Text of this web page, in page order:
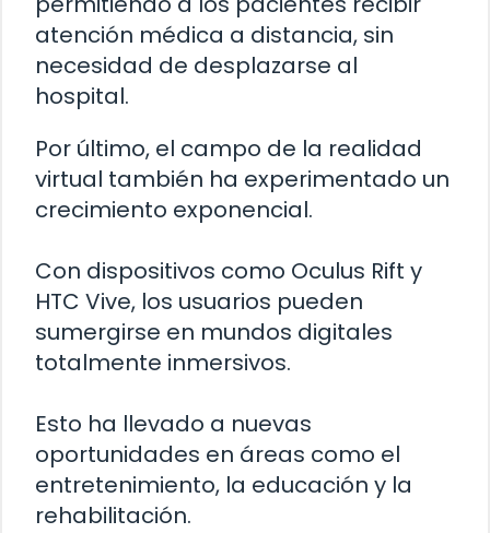
atención médica a distancia, sin
necesidad de desplazarse al
hospital.
Por último, el campo de la realidad
virtual también ha experimentado un
crecimiento exponencial.
Con dispositivos como Oculus Rift y
HTC Vive, los usuarios pueden
sumergirse en mundos digitales
totalmente inmersivos.
Esto ha llevado a nuevas
oportunidades en áreas como el
entretenimiento, la educación y la
rehabilitación.